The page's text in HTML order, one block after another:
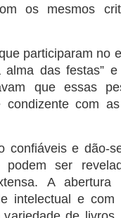
os mesmos
participaram no
das festas”
que essas
condizente com
confiáveis e dão-
podem ser
A abertura
intelectual e